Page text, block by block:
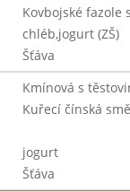
Kovbojské fazole
chléb,jogurt (ZŠ)
Šťáva
Kmínová s
Kuřecí čínská
jogurt
Šťáva